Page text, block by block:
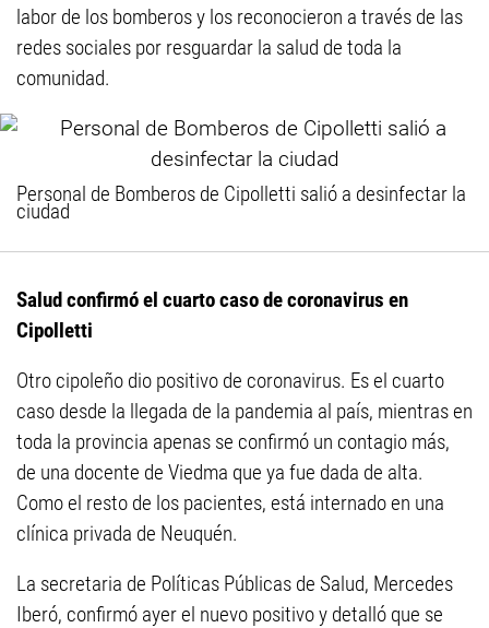
labor de los bomberos y los reconocieron a través de las
redes sociales por resguardar la salud de toda la
comunidad.
Personal de Bomberos de Cipolletti salió a desinfectar la
ciudad
Salud confirmó el cuarto caso de coronavirus en
Cipolletti
Otro cipoleño dio positivo de coronavirus. Es el cuarto
caso desde la llegada de la pandemia al país, mientras en
toda la provincia apenas se confirmó un contagio más,
de una docente de Viedma que ya fue dada de alta.
Como el resto de los pacientes, está internado en una
clínica privada de Neuquén.
La secretaria de Políticas Públicas de Salud, Mercedes
Iberó, confirmó ayer el nuevo positivo y detalló que se